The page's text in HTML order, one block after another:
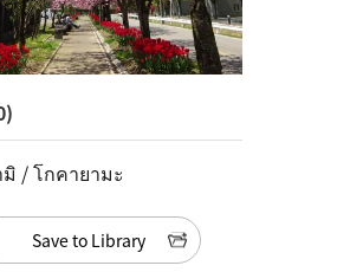
/ โกคายามะ
Save to Library